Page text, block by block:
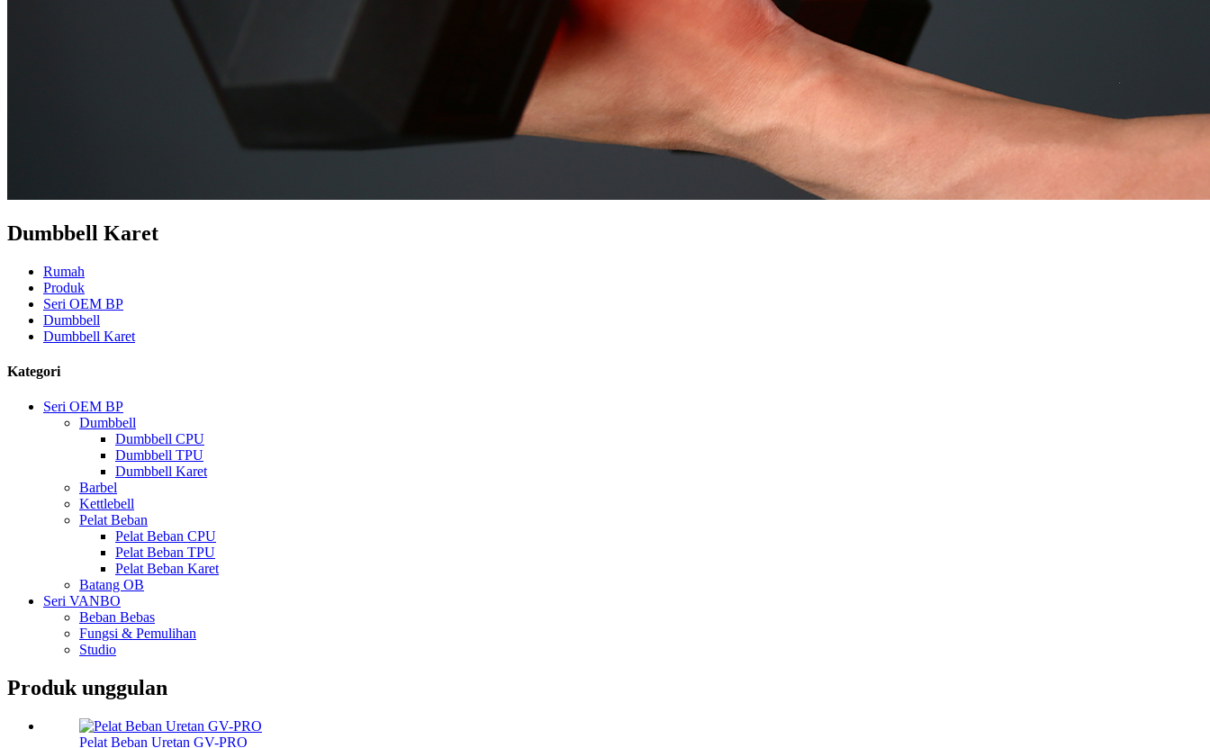
Dumbbell Karet
Rumah
Produk
Seri OEM BP
Dumbbell
Dumbbell Karet
Kategori
Seri OEM BP
Dumbbell
Dumbbell CPU
Dumbbell TPU
Dumbbell Karet
Barbel
Kettlebell
Pelat Beban
Pelat Beban CPU
Pelat Beban TPU
Pelat Beban Karet
Batang OB
Seri VANBO
Beban Bebas
Fungsi & Pemulihan
Studio
Produk unggulan
Pelat Beban Uretan GV-PRO